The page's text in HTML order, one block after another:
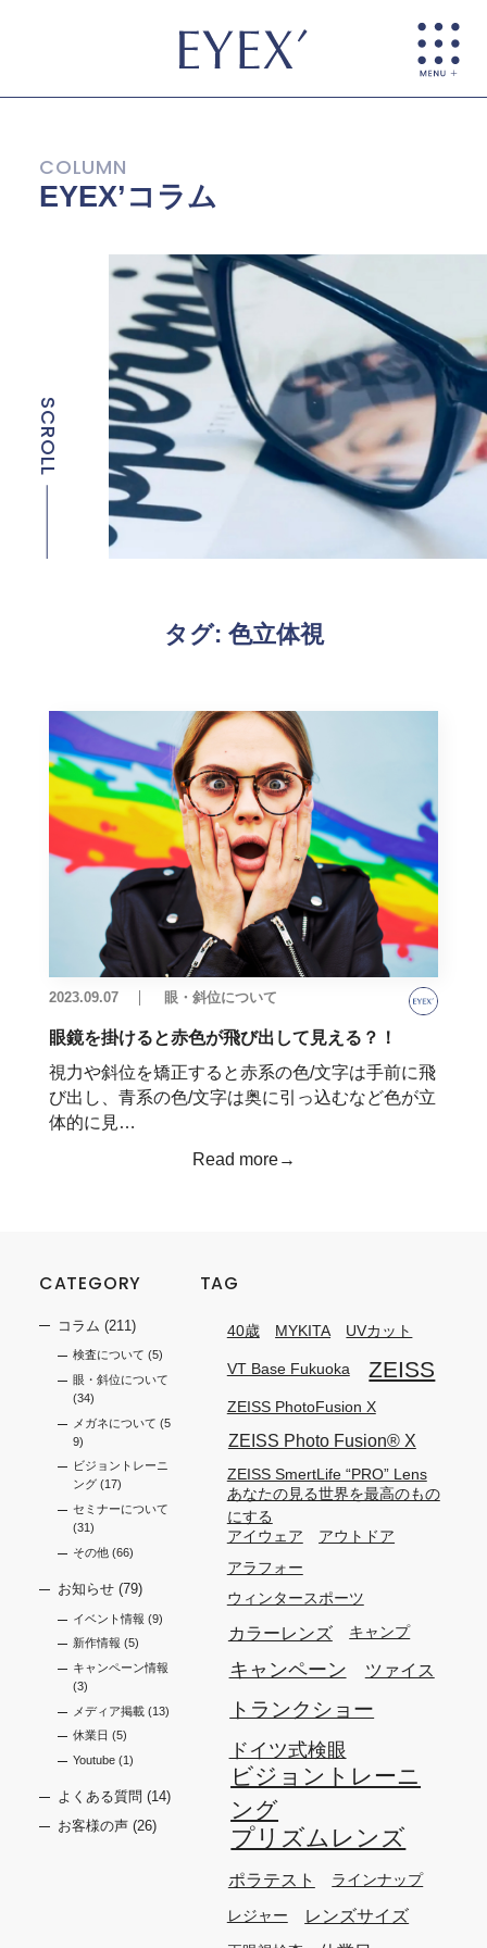
EYEX’コラム
SCROLL
タグ: 色立体視
2023.09.07 眼・斜位について
眼鏡を掛けると赤色が飛び出して見える？！
視力や斜位を矯正すると赤系の色/文字は手前に飛
び出し、青系の色/文字は奥に引っ込むなど色が立
体的に見…
Read more→
CATEGORY
コラム (211)
検査について (5)
眼・斜位について
(34)
メガネについて (5
9)
ビジョントレーニ
ング(17)
セミナーについて
(31)
その他(66)
お知らせ(79)
イベント情報 (9)
新作情報 (5)
キャンペーン情報
(3)
メディア掲載(13)
休業日 (5)
Youtube(1)
よくある質問 (14)
お客様の声(26)
TAG
40歳 MYKITA UVカット
VT Base Fukuoka ZEISS
ZEISS PhotoFusion X
ZEISS Photo Fusion®︎ X
ZEISS SmertLife “PRO” Lens
あなたの見る世界を最高のもの
にする
アイウェア
アウトドア
アラフォー
ウィンタースポーツ
カラーレンズ キャンプ
キャンペーン ツァイス
トランクショー
ドイツ式検眼
ビジョントレーニ
ング
プリズムレンズ
ポラテスト ラインナップ
レジャー レンズサイズ